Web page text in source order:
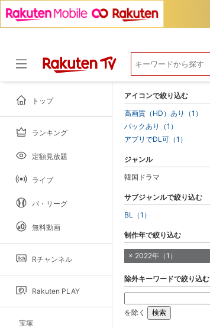
トップ
ランキング
定額見放題
ライブ
パ・リーグ
無料動画
Rチャンネル
Rakuten PLAY
宝塚
アイコンで絞り込む
高画質（HD）あり（1）
パックあり（1）
アプリでDL可（1）
ジャンル
韓国ドラマ
サブジャンルで絞り込む
BL（1）
制作年で絞り込む
2022年（1）
除外キーワードで絞り込む
を除く